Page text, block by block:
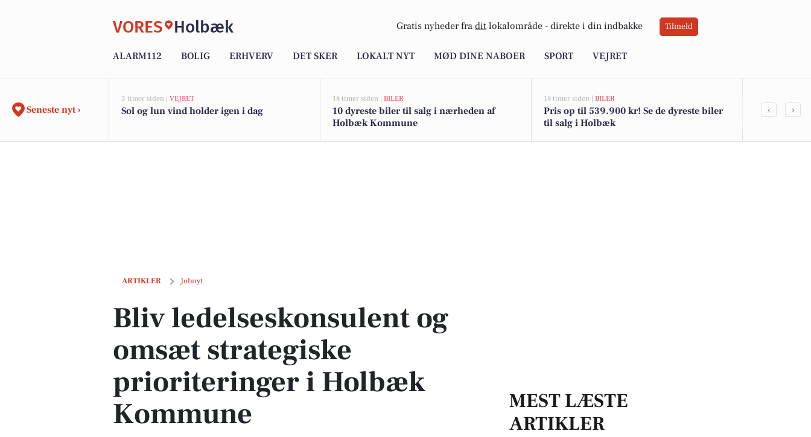
VORES Holbæk Gratis nyheder fra dit lokalområde - direkte i din indbakke Tilmeld
ALARM112 BOLIG ERHVERV DET SKER LOKALT NYT MØD DINE NABOER SPORT VEJRET
Seneste nyt ›
3 timer siden | VEJRET
Sol og lun vind holder igen i dag
18 timer siden | BILER
10 dyreste biler til salg i nærheden af
Holbæk Kommune
18 timer siden | BILER
Pris op til 539.900 kr! Se de dyreste biler
til salg i Holbæk
Savner du
‹ ›
ARTIKLER Jobnyt
Bliv ledelseskonsulent og omsæt strategiske prioriteringer i Holbæk Kommune
Bliv ledelseskonsulent og
omsæt strategiske
prioriteringer i Holbæk
Kommune
MEST LÆSTE
ARTIKLER